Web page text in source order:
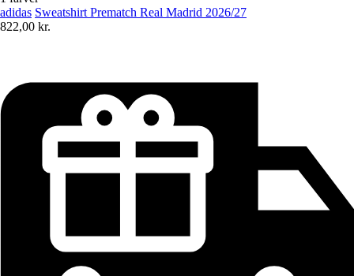
adidas Sweatshirt Prematch Real Madrid 2026/27
822,00 kr.